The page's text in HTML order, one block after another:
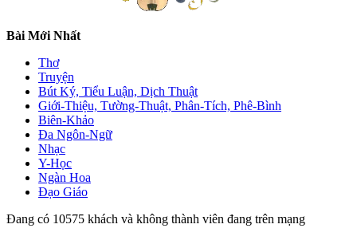
Bài Mới Nhất
Thơ
Truyện
Bút Ký, Tiểu Luận, Dịch Thuật
Giới-Thiệu, Tường-Thuật, Phân-Tích, Phê-Bình
Biên-Khảo
Đa Ngôn-Ngữ
Nhạc
Y-Học
Ngàn Hoa
Đạo Giáo
Đang có 10575 khách và không thành viên đang trên mạng